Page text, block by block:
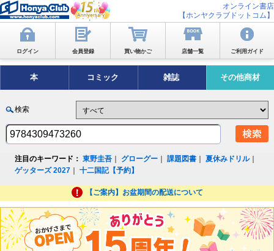
オンライン書店
【ホンヤクラブドットコム】
ログイン 会員登録 買い物かご 店舗一覧 ご利用ガイド
本 コミック 雑誌 その他商材
検索
注目のキーワード： 東野圭吾 グローグー ｜課題図書 ｜夏休みドリル｜
ゲッターズ 2027 ｜十二国記【予約】
【ご案内】お盆期間の配送について